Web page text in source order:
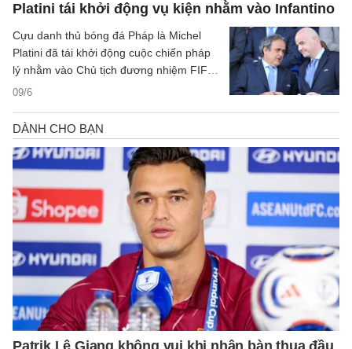
Platini tái khởi động vụ kiện nhằm vào Infantino
09/6
Cựu danh thủ bóng đá Pháp là Michel
Platini đã tái khởi động cuộc chiến pháp
lý nhằm vào Chủ tịch đương nhiệm FIFA
là Gianni Infantino khi đệ trình đơn khiếu